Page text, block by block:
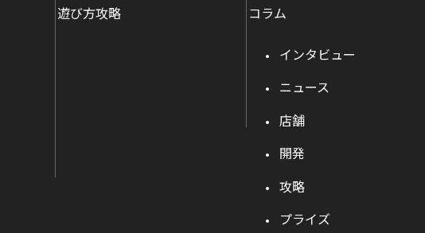
遊び方攻略 コラム
インタビュー
ニュース
店舗
開発
攻略
プライズ